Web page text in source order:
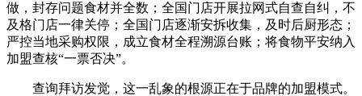
做，封存问题食材并全数；全国门店开展拉网式自查自纠，不
及格门店一律关停；全国门店逐渐安拆收集，及时后厨形态；
严控当地采购权限，成立食材全程溯源台账；将食物平安纳入
加盟查核“一票否决”。
查询拜访发觉，这一乱象的根源正在于品牌的加盟模式。